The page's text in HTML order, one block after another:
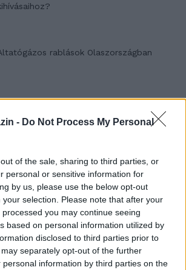
- Do Not Process My Personal
of the sale, sharing to third parties, or
personal or sensitive information for
by us, please use the below opt-out
selection. Please note that after your
you may continue seeing
based on personal information utilized by
disclosed to third parties prior to
separately opt-out of the further
personal information by third parties on the
rablások Olaszországban
A kislány, akit nem védett meg senki –
története
T. Barnett: Gyilkosság a Garda-tónál 12.
rész
szereti a fiatal lányokat 13. rész